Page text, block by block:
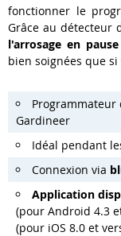
fonctionner le
Grâce au détecteur
l'arrosage en
bien soignées que
Programmateur
Gardineer
Idéal pendant
Connexion via
Application
(pour Android 4.3
(pour iOS 8.0 et